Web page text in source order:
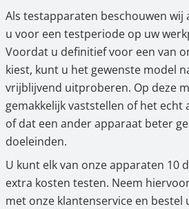
Als testapparaten beschouwen
u voor een testperiode op uw
Voordat u definitief voor een van
kiest, kunt u het gewenste model
vrijblijvend uitproberen. Op deze
gemakkelijk vaststellen of het echt
of dat een ander apparaat beter
doeleinden.
U kunt elk van onze apparaten 10
extra kosten testen. Neem
met onze klantenservice en bestel